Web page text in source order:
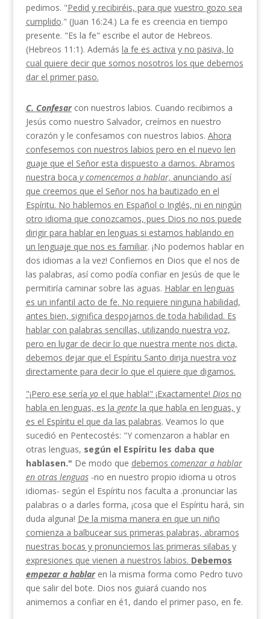
pedimos. "Pedid y recibiréis, para que vuestro gozo sea
cumplido." (Juan 16:24.) La fe es creencia en tiempo
presente. "Es la fe" escribe el autor de Hebreos.
(Hebreos 11:1). Además la fe es activa y no pasiva, lo
cual quiere decir que somos nosotros los que debemos
dar el primer paso.
C. Confesar con nuestros labios. Cuando recibimos a
Jesús como nuestro Salvador, creímos en nuestro
corazón y le confesamos con nuestros labios. Ahora
confesemos con nuestros labios pero en el nuevo len­
guaje que el Señor esta dispuesto a darnos. Abramos
nuestra boca y comencemos a hablar, anunciando así
que creemos que el Señor nos ha bautizado en el
Espíritu. No hablemos en Español o Inglés, ni en ningún
otro idioma que conozcamos, pues Dios no nos puede
diri­gir para hablar en lenguas si estamos hablando en
un lenguaje que nos es familiar. ¡No podemos hablar en
dos idiomas a la vez! Confiemos en Dios que el nos de
las palabras, así como podía confiar en Jesús de que le
permitiría caminar sobre las aguas. Hablar en lenguas
es un infantil acto de fe. No requiere nin­guna habilidad,
antes bien, significa despojarnos detoda habilidad. Es
hablar con palabras sencillas, utili­zando nuestra voz,
pero en lugar de decir lo que nues­tra mente nos dicta,
debemos dejar que el Espíritu Santo dirija nuestra voz
directamente para decir lo que el quiere que digamos.
"¡Pero ese sería yo el que habla!" ¡Exactamente! Dios no
habla en lenguas, es la gente la que habla en lenguas, y
es el Espíritu el que da las palabras. Veamos lo que
sucedió en Pentecostés: "Y comenza­ron a hablar en
otras lenguas, según el Espíritu les daba que
hablasen." De modo que debemos comenzar a hablar
en otras lenguas -no en nuestro propio idio­ma u otros
idiomas- según el Espíritu nos faculta a .pronunciar las
palabras o a darles forma, ¡cosa que el Espíritu hará, sin
duda alguna! De la misma ma­nera en que un niño
comienza a balbucear sus prime­ras palabras, abramos
nuestras bocas y pronunciemos las primeras silabas y
expresiones que vienen a nues­tros labios. Debemos
empezar a hablar en la misma forma como Pedro tuvo
que salir del bote. Dios nos guiará cuando nos
animemos a confiar en é1, dando el primer paso, en fe.